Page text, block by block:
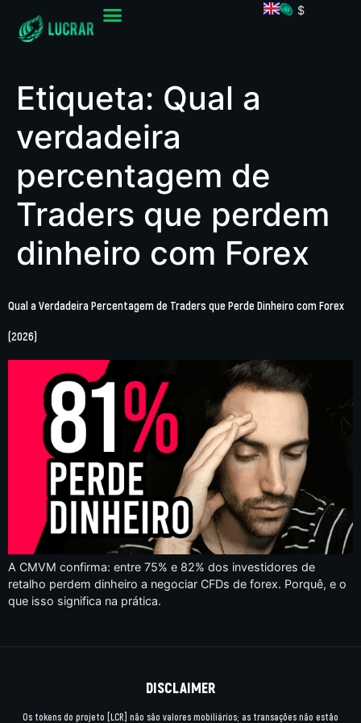
$
Etiqueta: Qual a
verdadeira
percentagem de
Traders que perdem
dinheiro com Forex
Qual a Verdadeira Percentagem de Traders que Perde Dinheiro com Forex
(2026)
A CMVM confirma: entre 75% e 82% dos investidores de
retalho perdem dinheiro a negociar CFDs de forex. Porquê, e o
que isso significa na prática.
DISCLAIMER
Os tokens do projeto [LCR] não são valores mobiliários; as transações não estão